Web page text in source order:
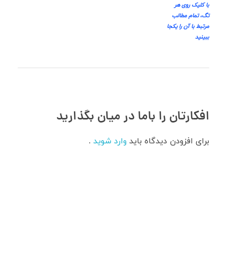
با کلیک روی هر
تگ، تمام مطالب
مرتبط با آن را یکجا
ببینید
افکارتان را باما در میان بگذارید
برای افزودن دیدگاه باید وارد شوید .